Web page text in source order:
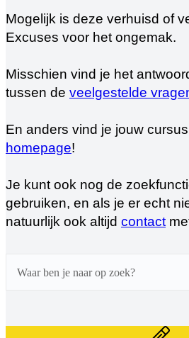
Mogelijk is deze verhuisd of
Excuses voor het ongemak.
Misschien vind je het
tussen de veelgestelde
En anders vind je jouw
homepage!
Je kunt ook nog de
gebruiken, en als je er echt
natuurlijk ook altijd contact